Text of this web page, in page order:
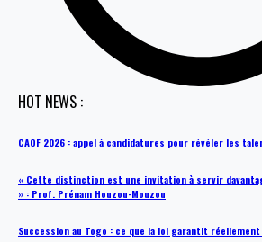
HOT NEWS :
CAOF 2026 : appel à candidatures pour révéler les
« Cette distinction est une invitation à servir
» : Prof. Prénam Houzou-Mouzou
Succession au Togo : ce que la loi garantit réellement